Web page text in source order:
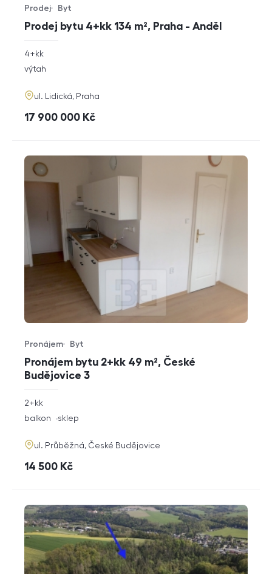
Prodej bytu 4+kk 134 m², Praha - Anděl
Typ nabídky
Prodej
Typ nemovitosti
Byt
rozměry
4+kk
funkce
výtah
adresa
ul. Lidická, Praha
cena
17 900 000 Kč
Pronájem bytu 2+kk 49 m², České
Budějovice 3
Typ nabídky
Pronájem
Typ nemovitosti
Byt
rozměry
2+kk
funkce
balkon sklep
adresa
ul. Průběžná, České Budějovice
cena
14 500 Kč